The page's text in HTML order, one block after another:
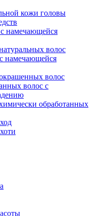
кожи головы
намечающейся
волос
намечающейся
волос
волос с
обработанных